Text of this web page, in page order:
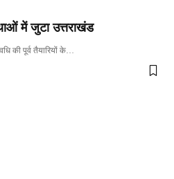
में जुटा उत्तराखंड
की पूर्व तैयारियों के…